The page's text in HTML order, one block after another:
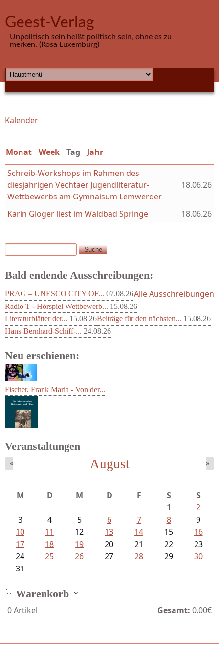
Geest-Verlag
Unpolitisch sein heißt politisch sein, ohne es zu
merken. (Rosa Luxemburg)
HAUPTMENÜ
Sie sind hier
Kalender
Monat Week Tag (aktiver Reiter)
Jahr
Schreib-Workshops im Rahmen des
diesjährigen Vechtaer Jugendliteratur-
Wettbewerbs am Gymnaisum Lemwerder
18.06.26
Karin Gloger liest im Waldbad Springe 18.06.26
Suchformular
Suche
Bald endende Ausschreibungen:
PRAG – UNESCO CITY OF... 07.08.26
Radio T - Hörspiel Wettbewerb... 15.08.26
Literaturblätter der... 15.08.26Beiträge für den nächsten... 15.08.26
Hans-Bernhard-Schiff-... 24.08.26
Alle Ausschreibungen
Neu erschienen:
Ein Leben zwischen Drievorden und...
Fischer, Frank Maria - Von der...
Veranstaltungen
August
« »
M D M D F S
S
1
2
3
4 5 6 7 8
9
10
11 12 13 14 15
16
17
18 19 20 21 22
23
24
25 26 27 28 29
30
31
Warenkorb
0Artikel Gesamt: 0,00€